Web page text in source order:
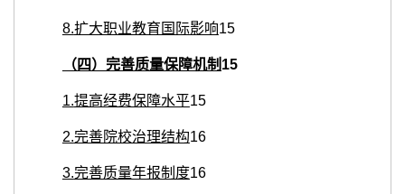
8.扩大职业教育国际影响15
（四）完善质量保障机制 15
1.提高经费保障水平15
2.完善院校治理结构16
3.完善质量年报制度16